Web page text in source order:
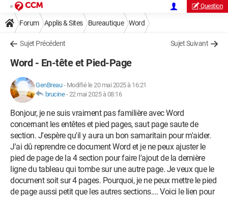
Question
Forum Applis & Sites Bureautique Word
Sujet Précédent Sujet Suivant
Word - En-tête et Pied-Page
GenBreau- Modifié le 20 mai 2025 à 16:21
brucine-22 mai 2025 à 08:16
Bonjour, je ne suis vraiment pas familière avec Word
concernant les entêtes et pied pages, saut page saute de
section. J'espère qu'il y aura un bon samaritain pour m'aider.
J'ai dû reprendre ce document Word et je ne peux ajuster le
pied de page de la 4 section pour faire l'ajout de la dernière
ligne du tableau qui tombe sur une autre page. Je veux que le
document soit sur 4 pages. Pourquoi, je ne peux mettre le pied
de page aussi petit que les autres sections.... Voici le lien pour